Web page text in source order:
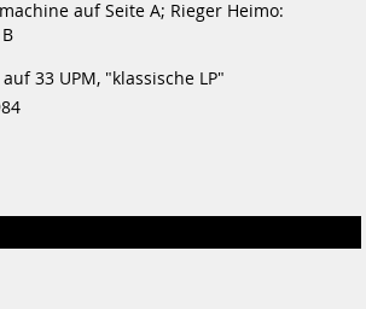
auf Seite A; Rieger Heimo:
33 UPM, "klassische LP"